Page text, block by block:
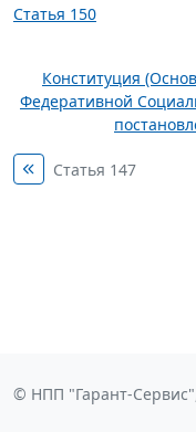
Статья 150
Конституция
Федеративной
Статья 147
© НПП "Гарант-